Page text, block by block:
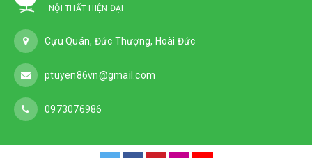
NỘI THẤT HIỆN ĐẠI
Cựu Quán, Đức Thượng, Hoài Đức
ptuyen86vn@gmail.com
0973076986